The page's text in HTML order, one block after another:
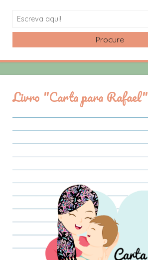
Search
Livro "Carta para Rafael"